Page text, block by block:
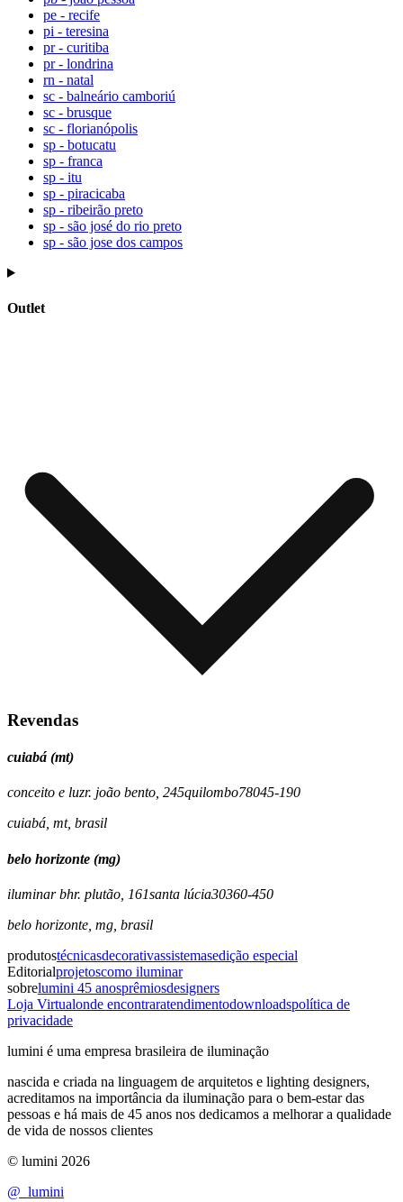
pe - recife
pi - teresina
pr - curitiba
pr - londrina
rn - natal
sc - balneário camboriú
sc - brusque
sc - florianópolis
sp - botucatu
sp - franca
sp - itu
sp - piracicaba
sp - ribeirão preto
sp - são josé do rio preto
sp - são jose dos campos
Outlet
Revendas
cuiabá (mt)
conceito e luzr. joão bento, 245quilombo78045-190
cuiabá, mt, brasil
belo horizonte (mg)
iluminar bhr. plutão, 161santa lúcia30360-450
belo horizonte mg brasil
produtostécnicasdecorativassistemasedição especial
Editorialprojetoscomo iluminar
sobrelumini 45 anosprêmiosdesigners
Loja Virtualonde encontraratendimentodownloadspolítica de
privacidade
lumini é uma empresa brasileira de iluminação
nascida e criada na linguagem de arquitetos e lighting designers,
acreditamos na importância da iluminação para o bem-estar das
pessoas e há mais de 45 anos nos dedicamos a melhorar a qualidade
de vida de nossos clientes
© lumini 2026
@_lumini